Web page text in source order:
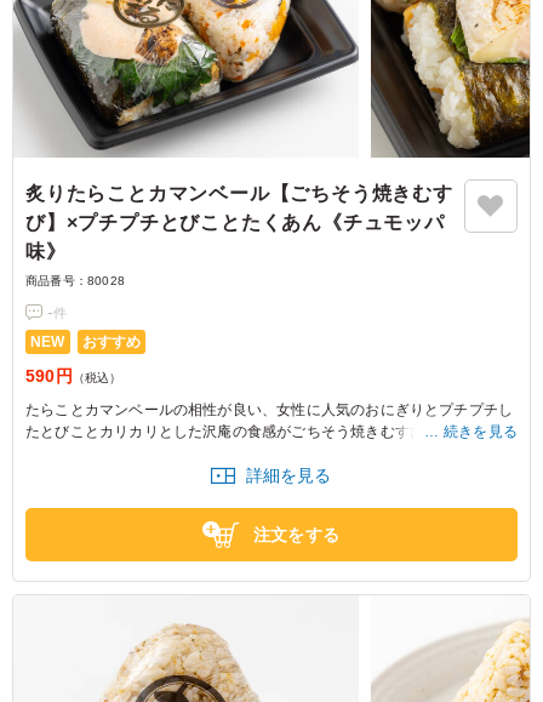
炙りたらことカマンベール【ごちそう焼きむす
び】×プチプチとびことたくあん《チュモッパ
味》
商品番号： 80028
-件
NEW おすすめ
590円 （税込）
たらことカマンベールの相性が良い、女性に人気のおにぎりとプチプチし
たとびことカリカリとした沢庵の食感がごちそう焼きむすび おにまるでも
続きを見る
詳細を見る
注文をする